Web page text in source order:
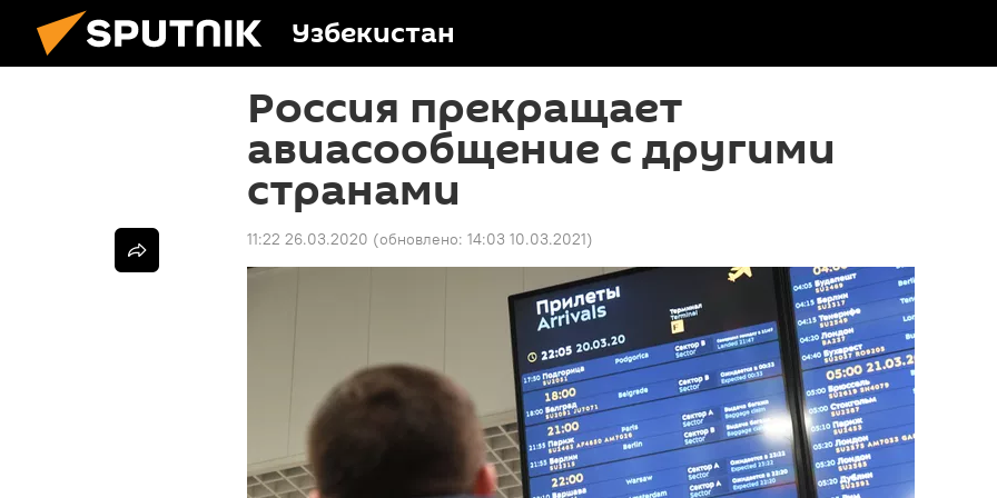
Узбекистан
Россия прекращает
авиасообщение с другими
странами
11:22 26.03.2020 (обновлено: 14:03 10.03.2021)